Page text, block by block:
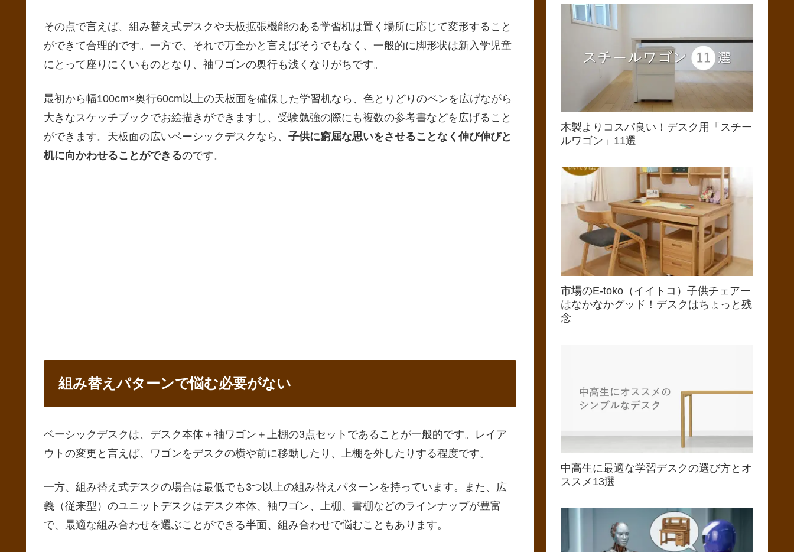
その点で言えば、組み替え式デスクや天板拡張機能のある学習机は置く場所に応じて変形すること
ができて合理的です。一方で、それで万全かと言えばそうでもなく、一般的に脚形状は新入学児童
にとって座りにくいものとなり、袖ワゴンの奥行も浅くなりがちです。
最初から幅100cm×奥行60cm以上の天板面を確保した学習机なら、色とりどりのペンを広げながら
大きなスケッチブックでお絵描きができますし、受験勉強の際にも複数の参考書などを広げること
ができます。天板面の広いベーシックデスクなら、 子供に窮屈な思いをさせることなく伸び伸びと
机に向かわせることができるのです。
組み替えパターンで悩む必要がない
ベーシックデスクは、デスク本体＋袖ワゴン＋上棚の3点セットであることが一般的です。レイア
ウトの変更と言えば、ワゴンをデスクの横や前に移動したり、上棚を外したりする程度です。
一方、組み替え式デスクの場合は最低でも3つ以上の組み替えパターンを持っています。また、広
義（従来型）のユニットデスクはデスク本体、袖ワゴン、上棚、書棚などのラインナップが豊富
で、最適な組み合わせを選ぶことができる半面、組み合わせで悩むこともあります。
木製よりコスパ良い！デスク用「スチー
ルワゴン」11選
市場のE-toko（イイトコ）子供チェアー
はなかなかグッド！デスクはちょっと残
念
中高生に最適な学習デスクの選び方とオ
ススメ13選